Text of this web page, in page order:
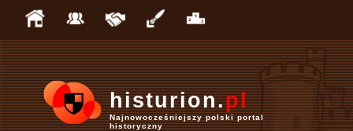
histurion.pl
Najnowocześniejszy polski portal
historyczny